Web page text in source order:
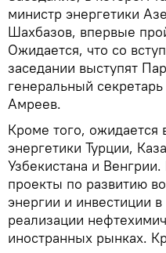
министр энергетики
Шахбазов, впервые
Ожидается, что со
заседании выступят
генеральный
Амреев.
Кроме того, ожидается
энергетики Турции,
Узбекистана и
проекты по развитию
энергии и инвестиции
реализации
иностранных рынках.